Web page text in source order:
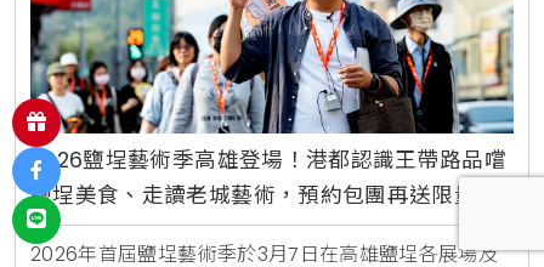
2026鹽埕藝術季高雄登場！港都認識王帶路品嚐
鹽埕美食、走讀老城藝術，預約包團再送限量紀
念小物
2026年首屆鹽埕藝術季於3月7日在高雄鹽埕各展場及